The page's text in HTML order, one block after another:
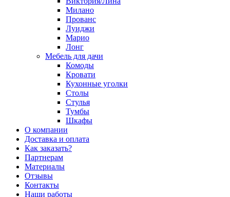
Милано
Прованс
Луиджи
Марио
Лонг
Мебель для дачи
Комоды
Кровати
Кухонные уголки
Столы
Стулья
Тумбы
Шкафы
О компании
Доставка и оплата
Как заказать?
Партнерам
Материалы
Отзывы
Контакты
Наши работы